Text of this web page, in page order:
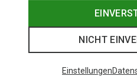
NICHT
Einstellungen